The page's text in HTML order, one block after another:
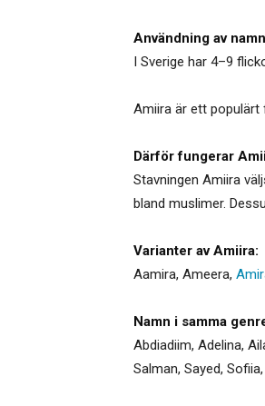
Användning av
I Sverige har 4–9
Amiira är ett populärt
Därför fungerar
Stavningen Amiira
bland muslimer.
Varianter av Amiira:
Aamira, Ameera,
Namn i samma
Abdiadiim, Adelina,
Salman, Sayed, Sofiia,